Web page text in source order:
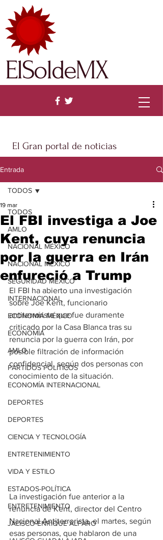
El Gran portal de noticias
ElSoldeMX
Entrada
TODOS
AMLO
NACIONAL MÉXICO
NACIONAL MÉXICO
SEGURIDAD MÉXICO
INTERNACIONAL
ECONOMÍA MÉXICO
ECONOMÍA
AMLO
PARTIDOS POLÍTICOS
ECONOMÍA INTERNACIONAL
DEPORTES
DEPORTES
CIENCIA Y TECNOLOGÍA
ENTRETENIMIENTO
VIDA Y ESTILO
ESTADOS-POLÍTICA
ENTRETENIMIENTO
JALISCO-ENRIQUE ALFARO
TODOS
El FBI investiga a Joe
Kent, cuya renuncia
por la guerra en Irán
enfureció a Trump
19 mar
El FBI ha abierto una investigación
sobre Joe Kent, funcionario
antiterrorista que fue duramente
criticado por la Casa Blanca tras su
renuncia por la guerra con Irán, por
posible filtración de información
confidencial, según dos personas con
conocimiento de la situación.
La investigación fue anterior a la
renuncia de Kent, director del Centro
Nacional Antiterrorista, el martes, según
esas personas, que hablaron de una